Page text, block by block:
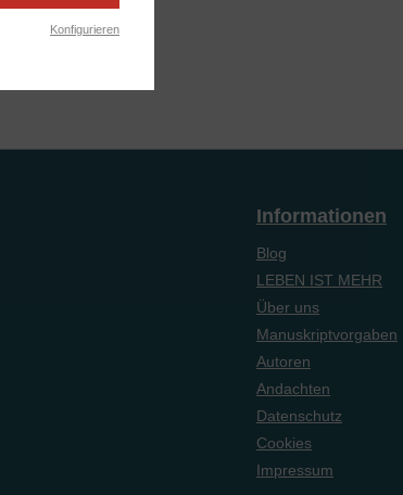
Informationen
Blog
LEBEN IST MEHR
Über uns
Manuskriptvorgaben
Autoren
Andachten
Datenschutz
Cookies
Impressum
Konfigurieren